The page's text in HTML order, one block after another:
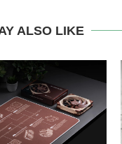
ALSO LIKE